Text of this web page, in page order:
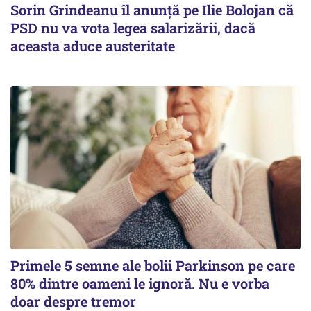
Sorin Grindeanu îl anunţă pe Ilie Bolojan că
PSD nu va vota legea salarizării, dacă
aceasta aduce austeritate
Primele 5 semne ale bolii Parkinson pe care
80% dintre oameni le ignoră. Nu e vorba
doar despre tremor